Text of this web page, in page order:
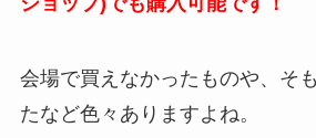
会場で買えなかったものや、そ
たなど色々ありますよね。